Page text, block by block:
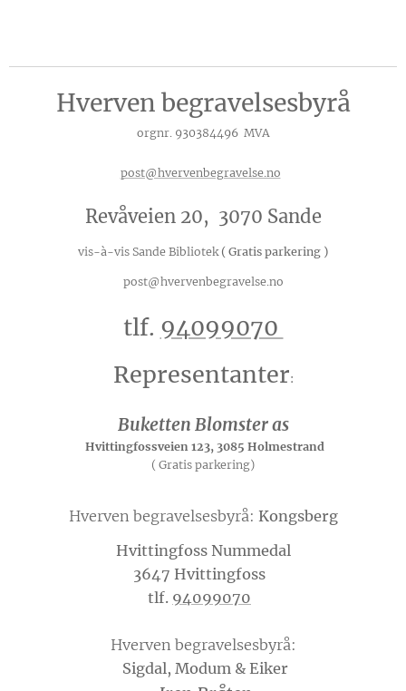
Hverven begravelsesbyrå
orgnr. 930384496 MVA
post@hvervenbegravelse.no
Revåveien 20, 3070 Sande
vis-à-vis Sande Bibliotek( Gratis parkering )
post@hvervenbegravelse.no
tlf. 94099070
Representanter:
Buketten Blomster as
Hvittingfossveien 123, 3085 Holmestrand
( Gratis parkering)
Hverven begravelsesbyrå: Kongsberg
Hvittingfoss Nummedal
3647 Hvittingfoss
tlf. 94099070
Hverven begravelsesbyrå:
Sigdal, Modum & Eiker